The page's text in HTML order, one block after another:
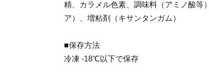
精、カラメル色素、調味料（アミノ酸等
ア）、増粘剤（キサンタンガム）
■保存方法
冷凍 -18℃以下で保存